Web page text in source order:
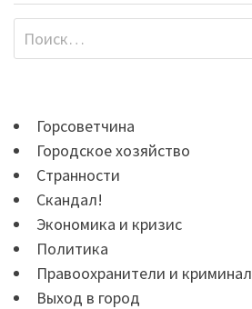
Найти:
Горсоветчина
Городское хозяйство
Странности
Скандал!
Экономика и кризис
Политика
Правоохранители и криминал
Выход в город